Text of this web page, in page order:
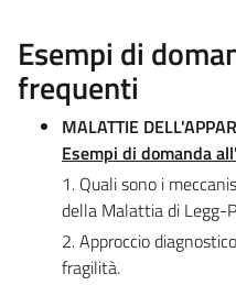
Esempi di
frequenti
MALATTIE
Esempi di domanda
1. Quali sono i
della Malattia di Legg-
2. Approccio
fragilità.